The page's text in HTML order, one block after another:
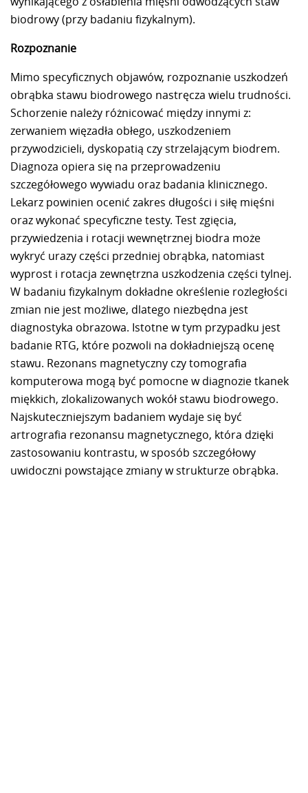
biodrowy (przy badaniu fizykalnym).
Rozpoznanie
Mimo specyficznych objawów, rozpoznanie uszkodzeń
obrąbka stawu biodrowego nastręcza wielu trudności.
Schorzenie należy różnicować między innymi z:
zerwaniem więzadła obłego, uszkodzeniem
przywodzicieli, dyskopatią czy strzelającym biodrem.
Diagnoza opiera się na przeprowadzeniu
szczegółowego wywiadu oraz badania klinicznego.
Lekarz powinien ocenić zakres długości i siłę mięśni
oraz wykonać specyficzne testy. Test zgięcia,
przywiedzenia i rotacji wewnętrznej biodra może
wykryć urazy części przedniej obrąbka, natomiast
wyprost i rotacja zewnętrzna uszkodzenia części tylnej.
W badaniu fizykalnym dokładne określenie rozległości
zmian nie jest możliwe, dlatego niezbędna jest
diagnostyka obrazowa. Istotne w tym przypadku jest
badanie RTG, które pozwoli na dokładniejszą ocenę
stawu. Rezonans magnetyczny czy tomografia
komputerowa mogą być pomocne w diagnozie tkanek
miękkich, zlokalizowanych wokół stawu biodrowego.
Najskuteczniejszym badaniem wydaje się być
artrografia rezonansu magnetycznego, która dzięki
zastosowaniu kontrastu, w sposób szczegółowy
uwidoczni powstające zmiany w strukturze obrąbka.